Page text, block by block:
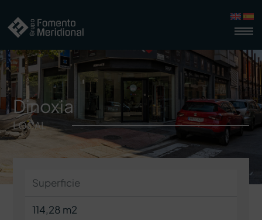
Dinoxia
LOCAL
Superficie
114,28 m2